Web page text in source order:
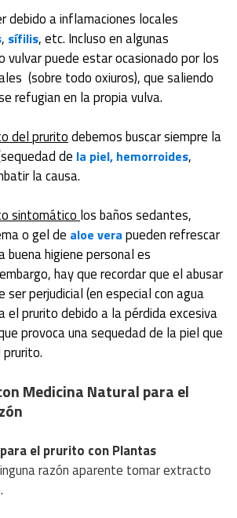
debido a inflamaciones locales
, sífilis, etc. Incluso en algunas
vulvar puede estar ocasionado por los
(sobre todo oxiuros), que saliendo
refugian en la propia vulva.
del pruritodebemos buscar siempre la
de la piel, hemorroides,
la causa.
sintomático los baños sedantes,
o gel de aloe vera pueden refrescar
buena higiene personal es
hay que recordar que el abusar
ser perjudicial (en especial con agua
el prurito debido a la pérdida excesiva
provoca una sequedad de la piel que
Medicina Natural para el
el prurito con Plantas
razón aparente tomar extracto
.